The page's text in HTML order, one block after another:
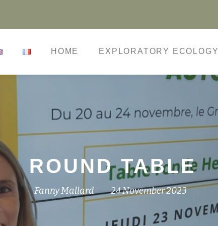
HOME EXPLORATORY ECOLOGY
ROUND TABLE
Fanny Mallard 24 November 2023